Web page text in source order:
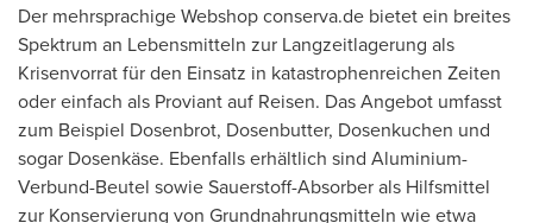
Der mehrsprachige Webshop conserva.de bietet ein breites
Spektrum an Lebensmitteln zur Langzeitlagerung als
Krisenvorrat für den Einsatz in katastrophenreichen Zeiten
oder einfach als Proviant auf Reisen. Das Angebot umfasst
zum Beispiel Dosenbrot, Dosenbutter, Dosen­kuchen und
sogar Dosenkäse. Ebenfalls erhältlich sind Aluminium-
Verbund-Beutel sowie Sauer­stoff-Absorber als Hilfsmittel
zur Konservierung von Grundnahrungsmitteln wie etwa